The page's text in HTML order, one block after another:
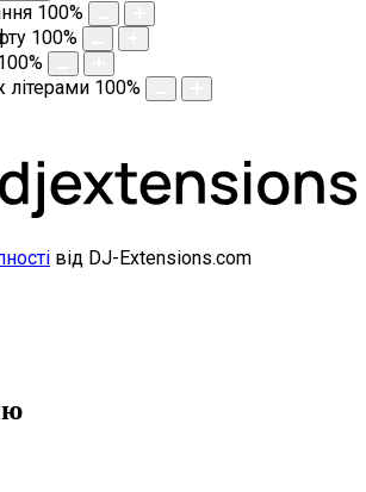
100%
100%
%
літерами 100%
від DJ-Extensions.com